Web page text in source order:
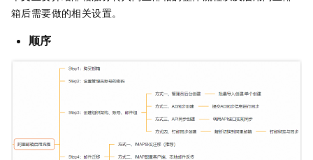
箱后需要做的相关设置。
顺序